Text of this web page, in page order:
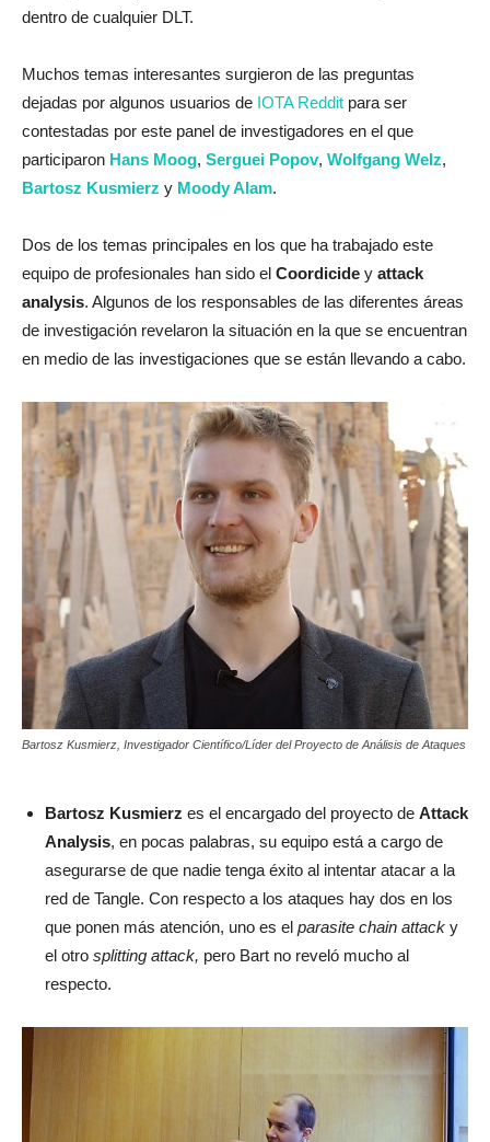
dentro de cualquier DLT.
Muchos temas interesantes surgieron de las preguntas
dejadas por algunos usuarios de IOTA Reddit para ser
contestadas por este panel de investigadores en el que
participaron Hans Moog, Serguei Popov, Wolfgang Welz,
Bartosz Kusmierz y Moody Alam.
Dos de los temas principales en los que ha trabajado este
equipo de profesionales han sido el Coordicide y attack
analysis. Algunos de los responsables de las diferentes áreas
de investigación revelaron la situación en la que se encuentran
en medio de las investigaciones que se están llevando a cabo.
Bartosz Kusmierz, Investigador Científico/Líder del Proyecto de Análisis de Ataques
Bartosz Kusmierz es el encargado del proyecto de Attack
Analysis, en pocas palabras, su equipo está a cargo de
asegurarse de que nadie tenga éxito al intentar atacar a la
red de Tangle. Con respecto a los ataques hay dos en los
que ponen más atención, uno es el parasite chain attack y
el otro splitting attack, pero Bart no reveló mucho al
respecto.